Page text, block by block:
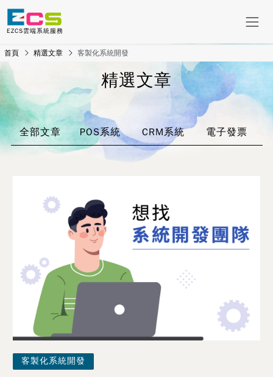
EZCS雲端系統服務
首頁 精選文章 客製化系統開發
精選文章
全部文章 POS系統 CRM系統 電子發票
客製化系統開發